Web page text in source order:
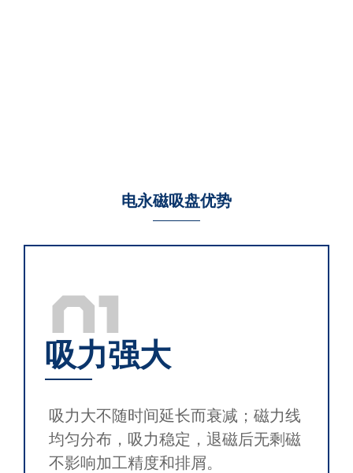
电永磁吸盘优势
01
吸力强大
吸力大不随时间延长而衰减；磁力线
均匀分布，吸力稳定，退磁后无剩磁
不影响加工精度和排屑。